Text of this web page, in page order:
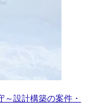
設計構築の案件・